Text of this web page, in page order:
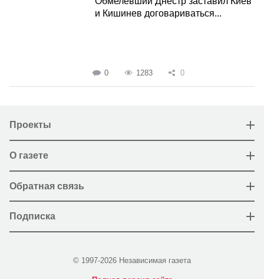
и Кишинев договариваться...
0 1283 0
Проекты
О газете
Обратная связь
Подписка
© 1997-2026 Независимая газета